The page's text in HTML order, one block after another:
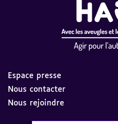
Espace presse
Nous contacter
Nous rejoindre